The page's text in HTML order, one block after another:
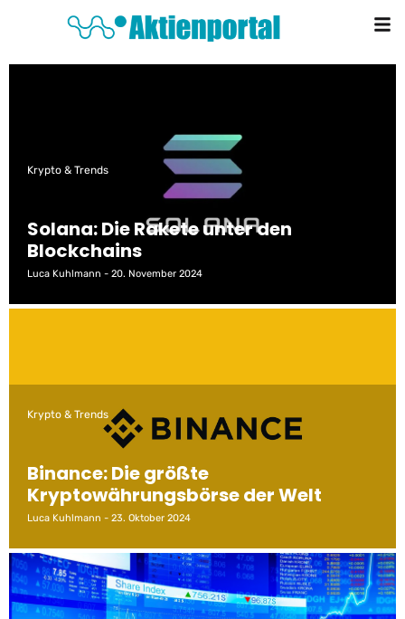
Krypto & Trends
Solana: Die Rakete unter den
Blockchains
Luca Kuhlmann 20. November 2024
Krypto & Trends
Binance: Die größte
Kryptowährungsbörse der Welt
Luca Kuhlmann 23. Oktober 2024